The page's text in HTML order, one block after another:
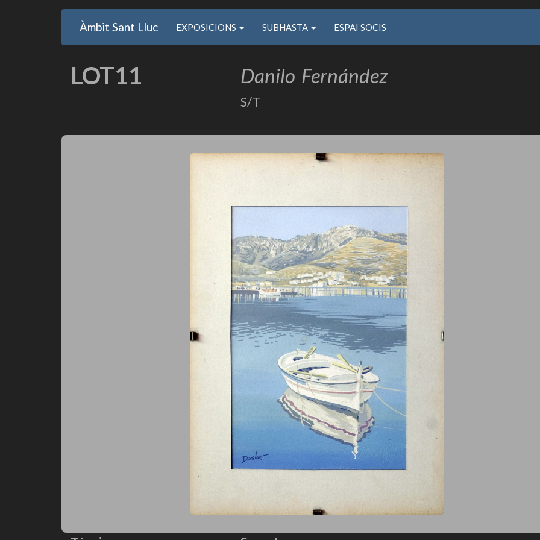
Àmbit Sant Lluc
Main
navigation
EXPOSICIONS SUBHASTA ESPAI SOCIS
User
account
Usuari
anonim
LOT11 Danilo Fernández
S/T